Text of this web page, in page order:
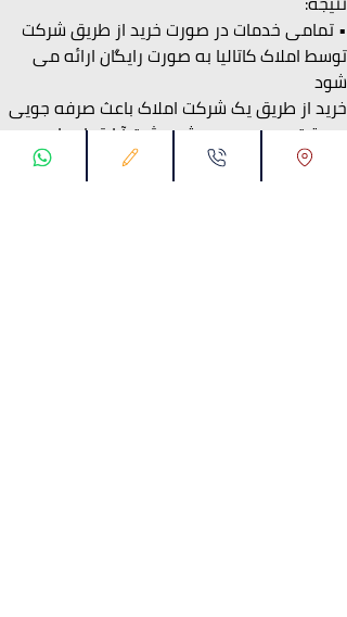
• تمامی خدمات در صورت خرید از طریق شرکت
توسط املاک کاتالیا به صورت رایگان ارائه می
شود
خرید از طریق یک شرکت املاک باعث صرفه جویی
در وقت و دردسر می شود، ثبت آپارتمان را
تسهیل می کند و مسائل حقوقی را به سرعت
حل می کند.